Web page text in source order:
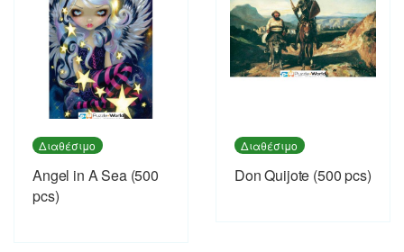
Διαθέσιμο
Angel in A Sea (500
pcs)
Διαθέσιμο
Don Quijote (500 pcs)